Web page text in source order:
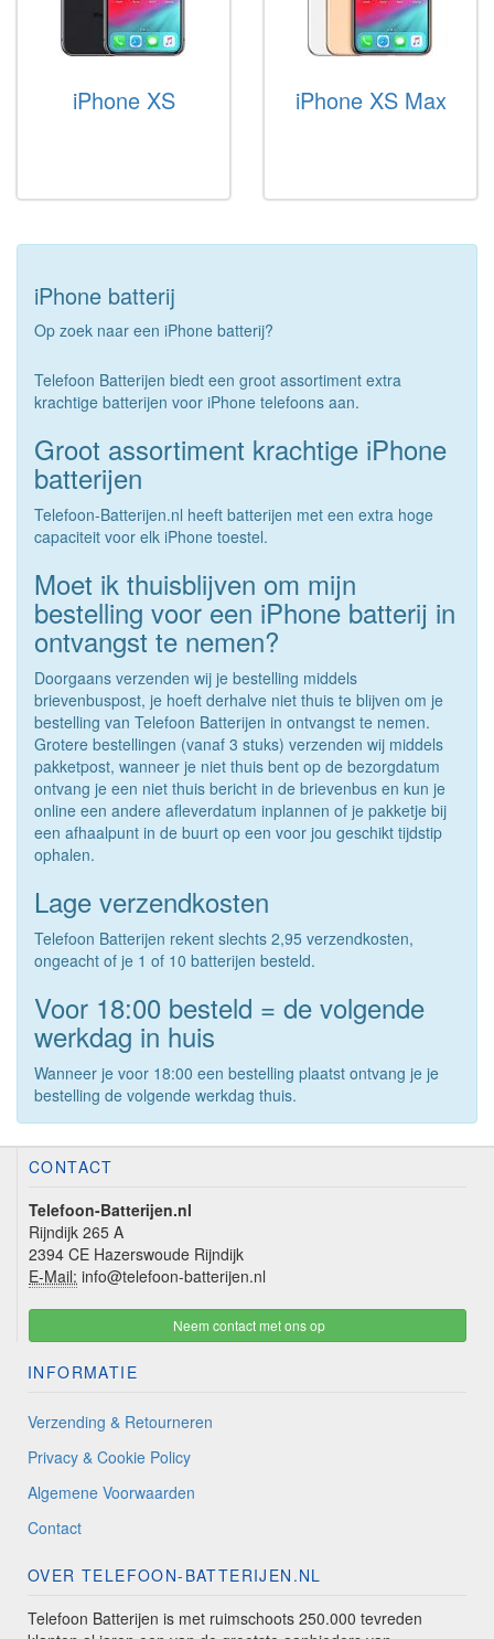
iPhone XS iPhone XS Max
iPhone batterij
Op zoek naar een iPhone batterij?
Telefoon Batterijen biedt een groot assortiment extra
krachtige batterijen voor iPhone telefoons aan.
Groot assortiment krachtige iPhone
batterijen
Telefoon-Batterijen.nl heeft batterijen met een extra hoge
capaciteit voor elk iPhone toestel.
Moet ik thuisblijven om mijn
bestelling voor een iPhone batterij in
ontvangst te nemen?
Doorgaans verzenden wij je bestelling middels
brievenbuspost, je hoeft derhalve niet thuis te blijven om je
bestelling van Telefoon Batterijen in ontvangst te nemen.
Grotere bestellingen (vanaf 3 stuks) verzenden wij middels
pakketpost, wanneer je niet thuis bent op de bezorgdatum
ontvang je een niet thuis bericht in de brievenbus en kun je
online een andere afleverdatum inplannen of je pakketje bij
een afhaalpunt in de buurt op een voor jou geschikt tijdstip
ophalen.
Lage verzendkosten
Telefoon Batterijen rekent slechts 2,95 verzendkosten,
ongeacht of je 1 of 10 batterijen besteld.
Voor 18:00 besteld = de volgende
werkdag in huis
Wanneer je voor 18:00 een bestelling plaatst ontvang je je
bestelling de volgende werkdag thuis.
CONTACT
Telefoon-Batterijen.nl
Rijndijk 265 A
2394 CE Hazerswoude Rijndijk
E-Mail: info@telefoon-batterijen.nl
Neem contact met ons op
INFORMATIE
Verzending & Retourneren
Privacy & Cookie Policy
Algemene Voorwaarden
Contact
OVER TELEFOON-BATTERIJEN.NL
Telefoon Batterijen is met ruimschoots 250.000 tevreden